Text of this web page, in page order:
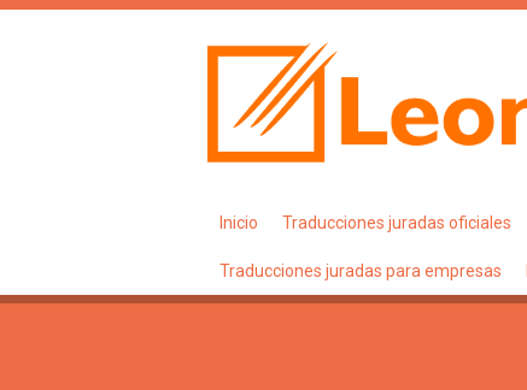
Inicio Traducciones juradas oficiales
Traducciones juradas para empresas